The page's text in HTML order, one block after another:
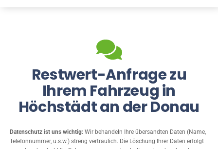
Restwert-Anfrage zu
Ihrem Fahrzeug in
Höchstädt an der Donau
Datenschutz ist uns wichtig: Wir behandeln Ihre übersandten Daten (Name,
Telefonnummer, u.s.w.) streng vertraulich. Die Löschung Ihrer Daten erfolgt